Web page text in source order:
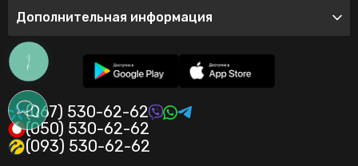
Дополнительная информация
(067) 530-62-62
(050) 530-62-62
(093) 530-62-62
КНОПКА
ЗВ'ЯЗКУ